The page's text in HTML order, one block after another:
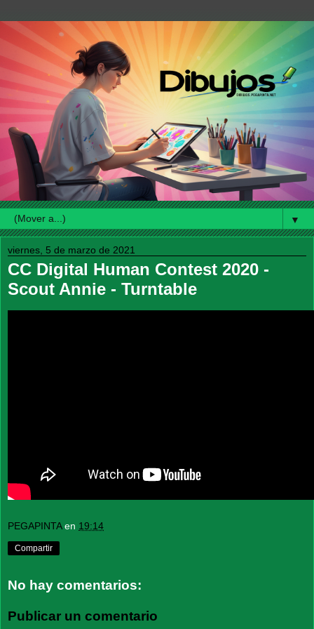
▼
viernes, 5 de marzo de 2021
CC Digital Human Contest 2020 -
Scout Annie - Turntable
PEGAPINTA en 19:14
Compartir
No hay comentarios:
Publicar un comentario